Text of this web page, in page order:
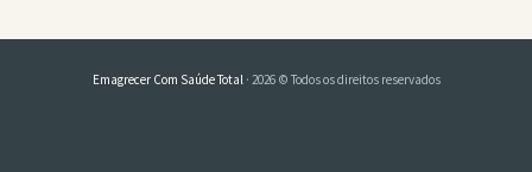
Emagrecer Com Saúde Total · 2026 © Todos os direitos reservados